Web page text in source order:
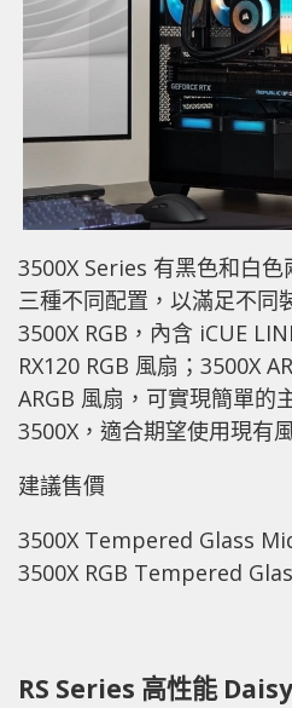
3500X Series 有黑色和白
三種不同配置，以滿足不同
3500X RGB，內含 iCUE
RX120 RGB 風扇；3500X
ARGB 風扇，可實現簡單的
3500X，適合期望使用現有
建議售價
3500X Tempered Glass
3500X RGB Tempered
RS Series 高性能